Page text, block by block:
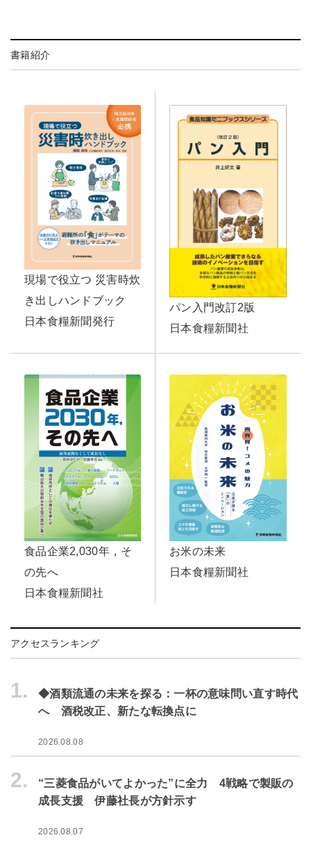
書籍紹介
現場で役立つ 災害時炊
き出しハンドブック
日本食糧新聞発行
パン入門改訂2版
日本食糧新聞社
食品企業2,030年，そ
の先へ
日本食糧新聞社
お米の未来
日本食糧新聞社
アクセスランキング
1.
◆酒類流通の未来を探る：一杯の意味問い直す時代
へ 酒税改正、新たな転換点に
2026.08.08
2.
“三菱食品がいてよかった”に全力 4戦略で製販の
成長支援 伊藤社長が方針示す
2026.08.07